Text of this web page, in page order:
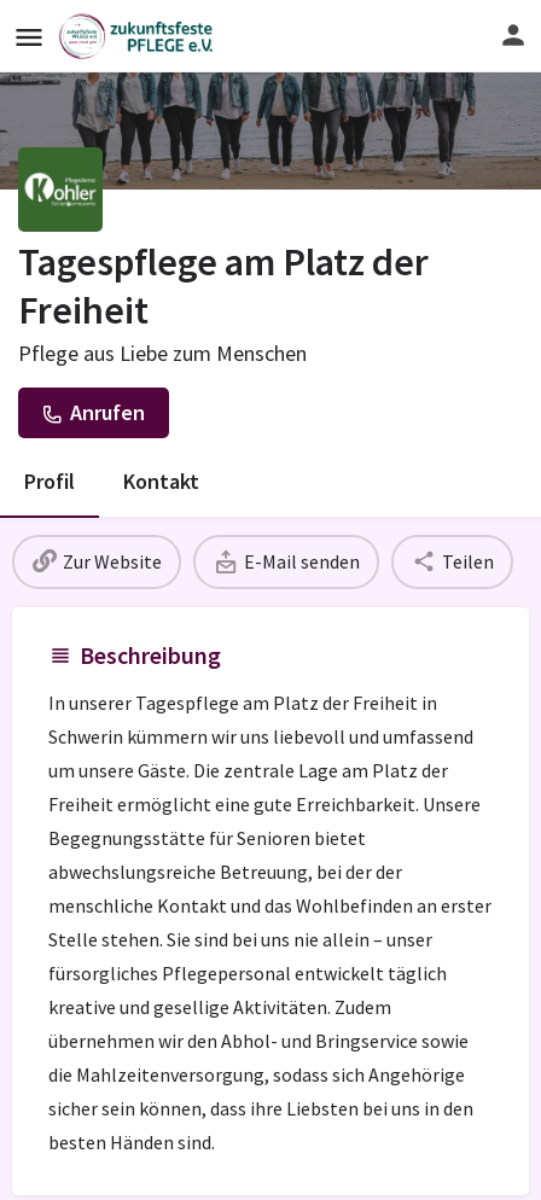
Tagespflege am Platz der
Freiheit
Pflege aus Liebe zum Menschen
Anrufen
Profil Kontakt
Zur Website E-Mail senden Teilen
Beschreibung
In unserer Tagespflege am Platz der Freiheit in
Schwerin kümmern wir uns liebevoll und umfassend
um unsere Gäste. Die zentrale Lage am Platz der
Freiheit ermöglicht eine gute Erreichbarkeit. Unsere
Begegnungsstätte für Senioren bietet
abwechslungsreiche Betreuung, bei der der
menschliche Kontakt und das Wohlbefinden an erster
Stelle stehen. Sie sind bei uns nie allein – unser
fürsorgliches Pflegepersonal entwickelt täglich
kreative und gesellige Aktivitäten. Zudem
übernehmen wir den Abhol- und Bringservice sowie
die Mahlzeitenversorgung, sodass sich Angehörige
sicher sein können, dass ihre Liebsten bei uns in den
besten Händen sind.